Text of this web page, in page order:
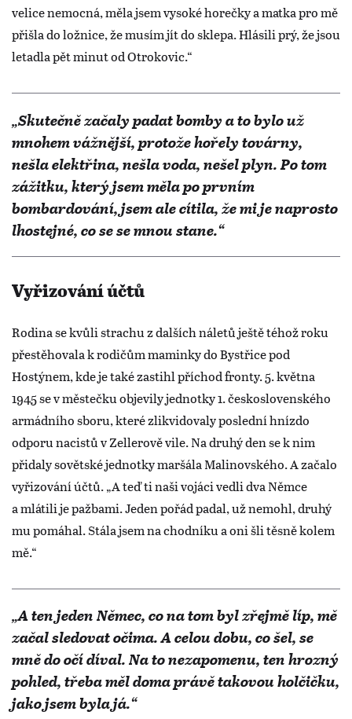
velice nemocná, měla jsem vysoké horečky a matka pro mě
přišla do ložnice, že musím jít do sklepa. Hlásili prý, že jsou
letadla pět minut od Otrokovic.“
„Skutečně začaly padat bomby a to bylo už
mnohem vážnější, protože hořely továrny,
nešla elektřina, nešla voda, nešel plyn. Po tom
zážitku, který jsem měla po prvním
bombardování, jsem ale cítila, že mi je naprosto
lhostejné, co se se mnou stane.“
Vyřizování účtů
Rodina se kvůli strachu z dalších náletů ještě téhož roku
přestěhovala k rodičům maminky do Bystřice pod
Hostýnem, kde je také zastihl příchod fronty. 5. května
1945 se v městečku objevily jednotky 1. československého
armádního sboru, které zlikvidovaly poslední hnízdo
odporu nacistů v Zellerově vile. Na druhý den se k nim
přidaly sovětské jednotky maršála Malinovského. A začalo
vyřizování účtů. „A teď ti naši vojáci vedli dva Němce
a mlátili je pažbami. Jeden pořád padal, už nemohl, druhý
mu pomáhal. Stála jsem na chodníku a oni šli těsně kolem
mě.“
„A ten jeden Němec, co na tom byl zřejmě líp, mě
začal sledovat očima. A celou dobu, co šel, se
mně do očí díval. Na to nezapomenu, ten hrozný
pohled, třeba měl doma právě takovou holčičku,
jako jsem byla já.“